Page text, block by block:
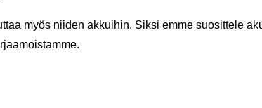
myös niiden akkuihin. Siksi emme suosittele